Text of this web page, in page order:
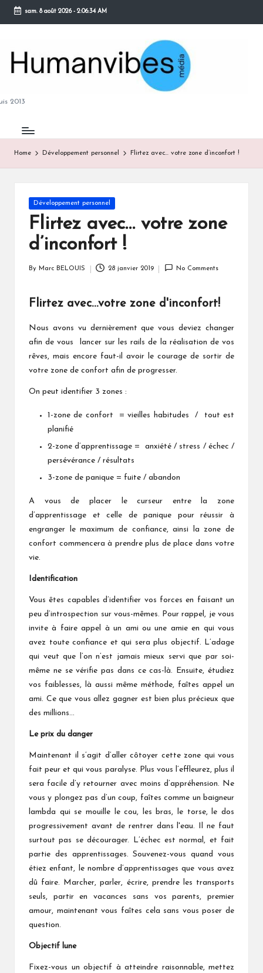
Skip
content
sam. 8 août 2026- 2:06:34 AM
2013
Home Développement personnel Flirtez avec… votre zone d’inconfort !
Posted
in
Développement personnel
Flirtez avec… votre zone
d’inconfort !
By Marc BELOUIS 28 janvier 2019 No Comments
Flirtez avec…votre zone d'inconfort!
Nous avons vu dernièrement que vous deviez changer
afin de vous lancer sur les rails de la réalisation de vos
rêves, mais encore faut-il avoir le courage de sortir de
votre zone de confort afin de progresser.
On peut identifier 3 zones :
1-zone de confort = vieilles habitudes / tout est
planifié
2-zone d’apprentissage = anxiété / stress / échec /
persévérance / résultats
3-zone de panique = fuite / abandon
A vous de placer le curseur entre la zone
d’apprentissage et celle de panique pour réussir à
engranger le maximum de confiance, ainsi la zone de
confort commencera à prendre plus de place dans votre
vie.
Identification
Vous êtes capables d’identifier vos forces en faisant un
peu d’introspection sur vous-mêmes. Pour rappel, je vous
invite à faire appel à un ami ou une amie en qui vous
avez toute confiance et qui sera plus objectif. L’adage
qui veut que l’on n’est jamais mieux servi que par soi-
même ne se vérifie pas dans ce cas-là. Ensuite, étudiez
vos faiblesses, là aussi même méthode, faîtes appel un
ami. Ce que vous allez gagner est bien plus précieux que
des millions…
Le prix du danger
Maintenant il s’agit d’aller côtoyer cette zone qui vous
fait peur et qui vous paralyse. Plus vous l’effleurez, plus il
sera facile d’y retourner avec moins d’appréhension. Ne
vous y plongez pas d’un coup, faîtes comme un baigneur
lambda qui se mouille le cou, les bras, le torse, le dos
progressivement avant de rentrer dans l'eau. Il ne faut
surtout pas se décourager. L’échec est normal, et fait
partie des apprentissages. Souvenez-vous quand vous
étiez enfant, le nombre d’apprentissages que vous avez
dû faire. Marcher, parler, écrire, prendre les transports
seuls, partir en vacances sans vos parents, premier
amour, maintenant vous faîtes cela sans vous poser de
question.
Objectif lune
Fixez-vous un objectif à atteindre raisonnable, mettez